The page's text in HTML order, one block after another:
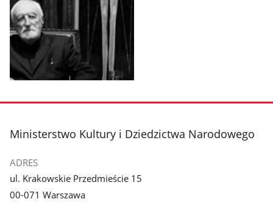
zdjęcie
galerii.
stopka
Ministerstwo Kultury i Dziedzictwa Narodowego
ADRES
ul. Krakowskie Przedmieście 15
00-071 Warszawa